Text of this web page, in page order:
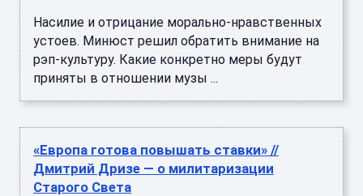
Насилие и отрицание морально-нравственных
устоев. Минюст решил обратить внимание на
рэп-культуру. Какие конкретно меры будут
приняты в отношении музы ...
«Европа готова повышать ставки» //
Дмитрий Дризе — о милитаризации
Старого Света